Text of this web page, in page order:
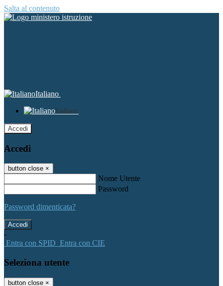
Salta al contenuto
Italiano
Italiano
Accedi
Accedi
button close ×
Nome Utente
Password
Password dimenticata?
-
Entra con SPID Entra con CIE
Seleziona utente
button close ×